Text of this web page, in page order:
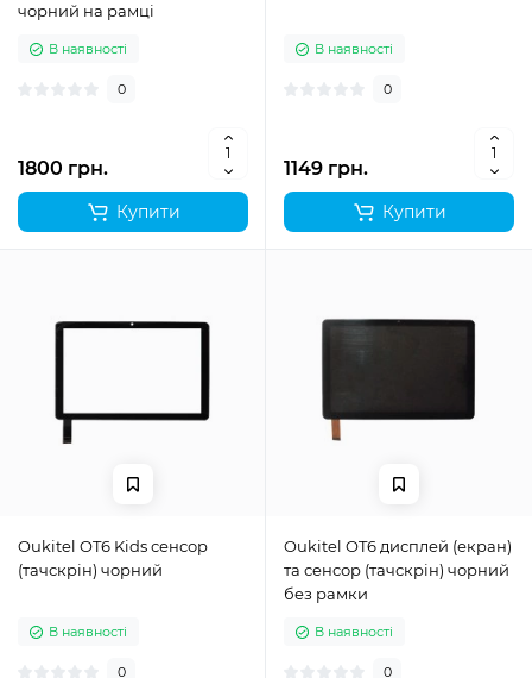
чорний на рамці
В наявності
0
1800 грн.
Купити
В наявності
0
1149 грн.
Купити
Oukitel OT6 Kids сенсор
(тачскрін) чорний
В наявності
0
Oukitel OT6 дисплей (екран)
та сенсор (тачскрін) чорний
без рамки
В наявності
0